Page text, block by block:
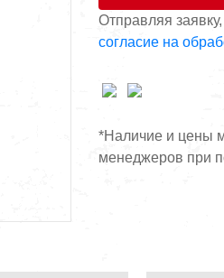
Отправляя
согласие на
*Наличие и цены
менеджеров при